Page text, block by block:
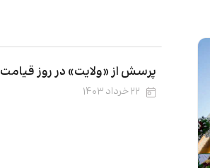
پرسش از «ولایت» در روز قیامت
۲۲ خرداد ۱۴۰۳